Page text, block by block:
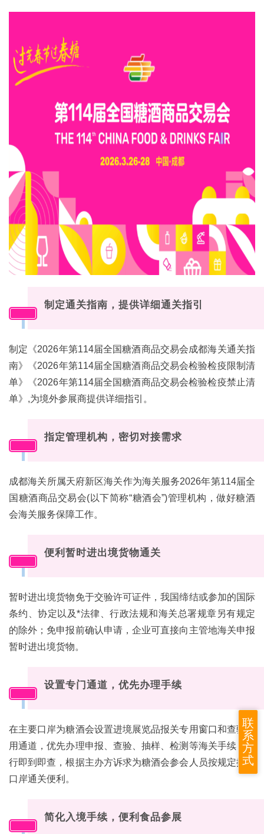
制定通关指南，提供详细通关指引
制定《2026年第114届全国糖酒商品交易会成都海关通关指
南》《2026年第114届全国糖酒商品交易会检验检疫限制清
单》《2026年第114届全国糖酒商品交易会检验检疫禁止清
单》,为境外参展商提供详细指引。
指定管理机构，密切对接需求
成都海关所属天府新区海关作为海关服务2026年第114届全
国糖酒商品交易会(以下简称“糖酒会”)管理机构，做好糖酒
会海关服务保障工作。
便利暂时进出境货物通关
暂时进出境货物免于交验许可证件，我国缔结或参加的国际
条约、协定以及*法律、行政法规和海关总署规章另有规定
的除外；免申报前确认申请，企业可直接向主管地海关申报
暂时进出境货物。
设置专门通道，优先办理手续
在主要口岸为糖酒会设置进境展览品报关专用窗口和查验专
用通道，优先办理申报、查验、抽样、检测等海关手续，实
行即到即查，根据主办方诉求为糖酒会参会人员按规定提供
口岸通关便利。
简化入境手续，便利食品参展
联
系
方
式